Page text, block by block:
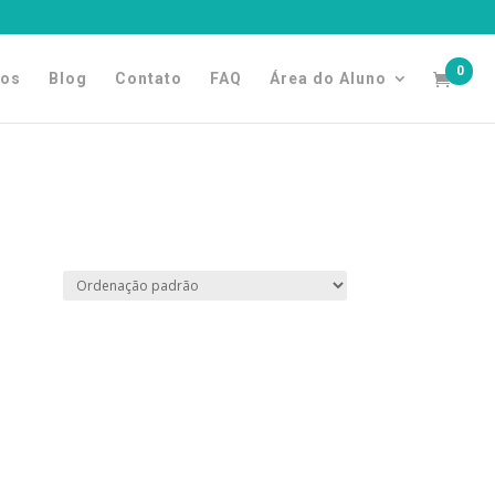
Blog Contato FAQ Área do Aluno 0